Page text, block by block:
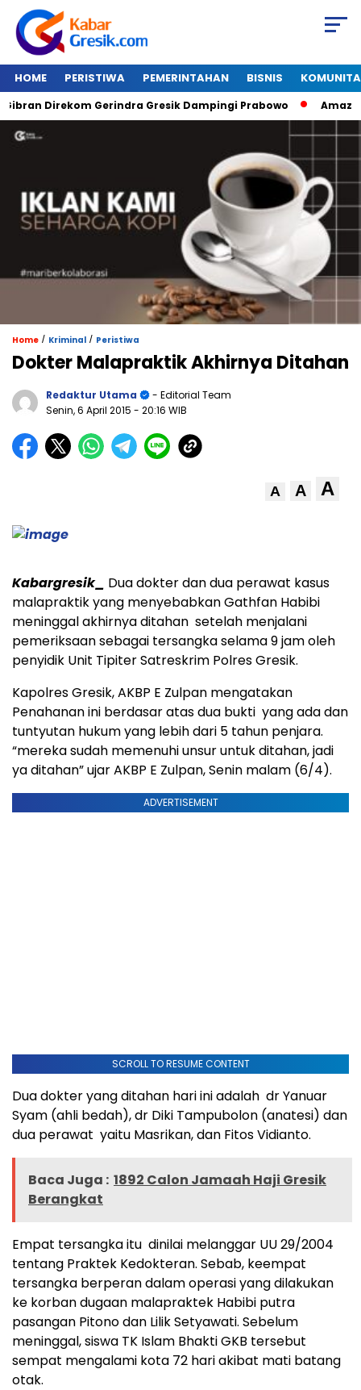
HOME PERISTIWA PEMERINTAHAN BISNIS
Direkom Gerindra Gresik Dampingi Prabowo Amazon
Home / Kriminal / Peristiwa
Dokter Malapraktik Akhirnya Ditahan
Redaktur Utama
- Editorial Team
Senin, 6 April 2015 - 20:16 WIB
A A A
Kabargresik_ Dua dokter dan dua perawat kasus
malapraktik yang menyebabkan Gathfan Habibi
meninggal akhirnya ditahan setelah menjalani
pemeriksaan sebagai tersangka selama 9 jam oleh
penyidik Unit Tipiter Satreskrim Polres Gresik.
Kapolres Gresik, AKBP E Zulpan mengatakan
Penahanan ini berdasar atas dua bukti yang ada dan
tuntyutan hukum yang lebih dari 5 tahun penjara.
“mereka sudah memenuhi unsur untuk ditahan, jadi
ya ditahan” ujar AKBP E Zulpan, Senin malam (6/4).
ADVERTISEMENT
SCROLL TO RESUME CONTENT
Dua dokter yang ditahan hari ini adalah dr Yanuar
Syam (ahli bedah), dr Diki Tampubolon (anatesi) dan
dua perawat yaitu Masrikan, dan Fitos Vidianto.
Baca Juga : 1892 Calon Jamaah Haji Gresik
Berangkat
Empat tersangka itu dinilai melanggar UU 29/2004
tentang Praktek Kedokteran. Sebab, keempat
tersangka berperan dalam operasi yang dilakukan
ke korban dugaan malapraktek Habibi putra
pasangan Pitono dan Lilik Setyawati. Sebelum
meninggal, siswa TK Islam Bhakti GKB tersebut
sempat mengalami kota 72 hari akibat mati batang
otak.